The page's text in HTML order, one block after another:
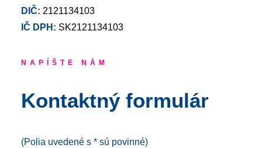
DIČ: 2121134103
IČ DPH: SK2121134103
NAPÍŠTE NÁM
Kontaktný formulár
(Polia uvedené s * sú povinné)